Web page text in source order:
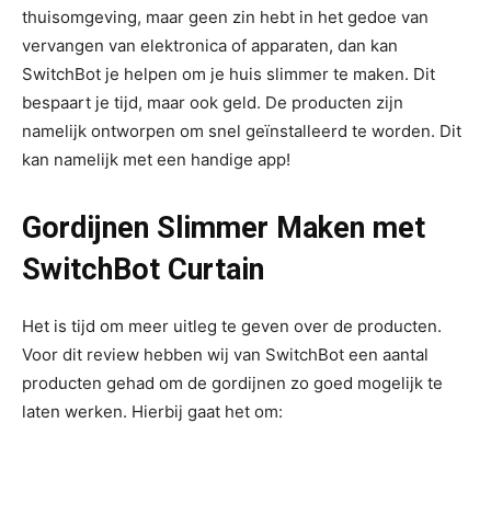
thuisomgeving, maar geen zin hebt in het gedoe van
vervangen van elektronica of apparaten, dan kan
SwitchBot je helpen om je huis slimmer te maken. Dit
bespaart je tijd, maar ook geld. De producten zijn
namelijk ontworpen om snel geïnstalleerd te worden. Dit
kan namelijk met een handige app!
Gordijnen Slimmer Maken met
SwitchBot Curtain
Het is tijd om meer uitleg te geven over de producten.
Voor dit review hebben wij van SwitchBot een aantal
producten gehad om de gordijnen zo goed mogelijk te
laten werken. Hierbij gaat het om: